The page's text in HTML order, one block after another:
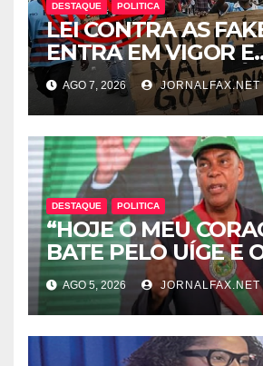
DESTAQUE POLITICA
LEI CONTRA AS
ENTRA EM VIGOR E
ABRANGE
PRODUZIDOS NO
ESTRANGEIRO
AGO 7, 2026 JORNALFAX.NET
DESTAQUE POLITICA
“HOJE O MEU
BATE PELO UÍGE E
UMA RIQUEZA QUE
PODE DESPERTAR
– DISSE ACJ
UNITA
AGO 5, 2026 JORNALFAX.NET